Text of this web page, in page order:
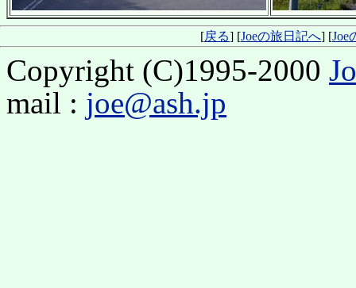
[戻る] [Joeの旅日記へ] [Joe
Copyright (C)1995-2000
mail : joe@ash.jp